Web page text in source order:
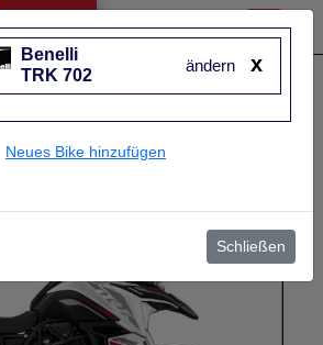
von 2023 bis 2026~
x
Benelli
TRK 702
ändern
Neues Bike hinzufügen
Schließen